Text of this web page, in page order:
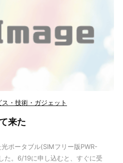
ス・技術・ガジェット
来た
ポータブル(SIMフリー版PWR-
た。6/19に申し込むと、すぐに受